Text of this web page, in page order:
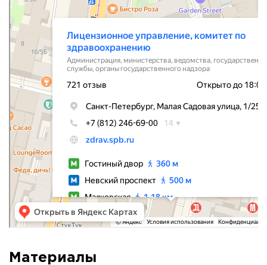
Органы государственного надзора в Санкт‑Петербурге
Материалы